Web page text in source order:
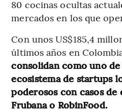
80 cocinas ocultas
mercados en los que
Con unos US$185,4
últimos años en
consolidan como uno
ecosistema de startups
poderosos con casos
Frubana o RobinFood.